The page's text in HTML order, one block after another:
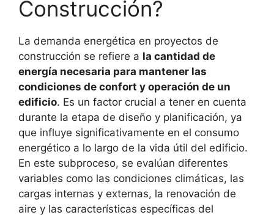
Construcción?
La demanda energética en proyectos de
construcción se refiere a la cantidad de
energía necesaria para mantener las
condiciones de confort y operación de un
edificio. Es un factor crucial a tener en cuenta
durante la etapa de diseño y planificación, ya
que influye significativamente en el consumo
energético a lo largo de la vida útil del edificio.
En este subproceso, se evalúan diferentes
variables como las condiciones climáticas, las
cargas internas y externas, la renovación de
aire y las características específicas del